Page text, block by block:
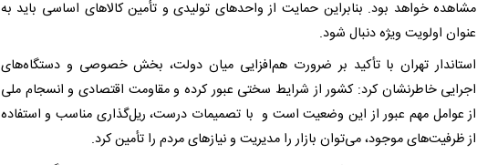
مشاهده خواهد بود. بنابراین حمایت از واحدهای تولیدی و تأمین کالاهای اساسی باید به‌
عنوان اولویت ویژه دنبال شود.
استاندار تهران با تأکید بر ضرورت هم‌افزایی میان دولت، بخش خصوصی و دستگاه‌های
اجرایی خاطرنشان کرد: کشور از شرایط سختی عبور کرده و مقاومت اقتصادی و انسجام ملی
از عوامل مهم عبور از این وضعیت است و با تصمیمات درست، ریل‌گذاری مناسب و استفاده
از ظرفیت‌های موجود، می‌توان بازار را مدیریت و نیازهای مردم را تأمین کرد.